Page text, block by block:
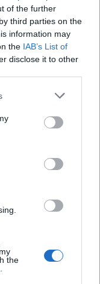
of the further
third parties on the
information may
the IAB’s List of
disclose it to other
the